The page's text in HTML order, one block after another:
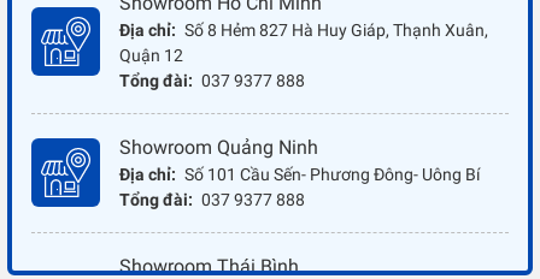
Địa chỉ: Số 8 Hẻm 827 Hà Huy Giáp, Thạnh Xuân,
Quận 12
Tổng đài: 037 9377 888
Showroom Quảng Ninh
Địa chỉ: Số 101 Cầu Sến- Phương Đông- Uông Bí
Tổng đài: 037 9377 888
Showroom Thái Bình